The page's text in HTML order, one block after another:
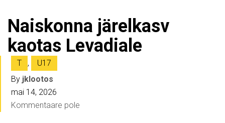
Naiskonna järelkasv
kaotas Levadiale
T ,
U17
By jklootos
mai 14, 2026
Kommentaare pole